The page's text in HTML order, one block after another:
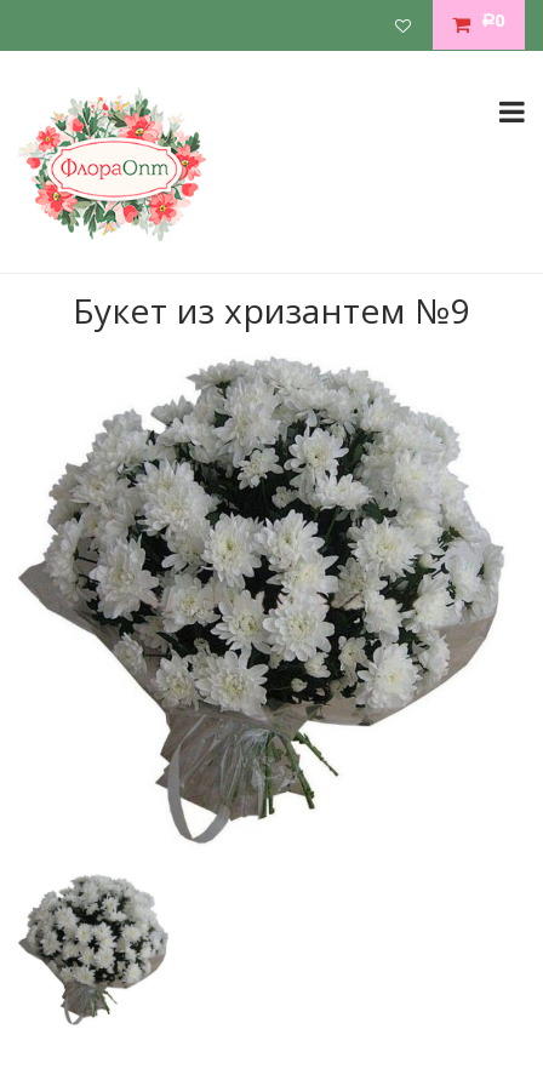
Р0
Букет из хризантем №9